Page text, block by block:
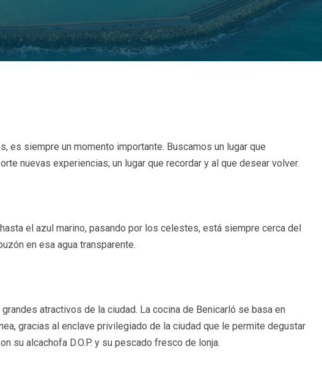
es siempre un momento importante. Buscamos un lugar que
nuevas experiencias; un lugar que recordar y al que desear volver.
el azul marino, pasando por los celestes, está siempre cerca del
en esa agua transparente.
atractivos de la ciudad. La cocina de Benicarló se basa en
gracias al enclave privilegiado de la ciudad que le permite degustar
su alcachofa D.O.P. y su pescado fresco de lonja.